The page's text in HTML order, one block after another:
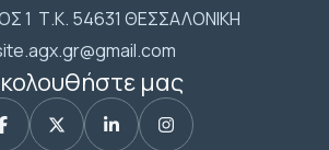
1 Τ.Κ. 54631 ΘΕΣΣΑΛΟΝΙΚΗ
μας